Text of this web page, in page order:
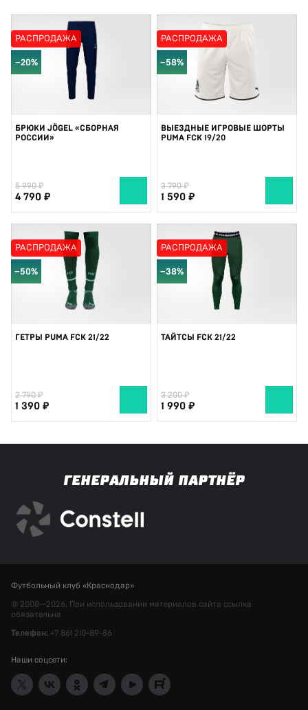
РАСПРОДАЖА
−20%
БРЮКИ JÖGEL «СБОРНАЯ
РОССИИ»
5 990
4 790
РАСПРОДАЖА
−58%
ВЫЕЗДНЫЕ ИГРОВЫЕ ШОРТЫ
PUMA FCK 19/20
3 790
1 590
РАСПРОДАЖА
−50%
ГЕТРЫ PUMA FCK 21/22
2 790
1 390
РАСПРОДАЖА
−38%
ТАЙТСЫ FCK 21/22
3 200
1 990
ГЕНЕРАЛЬНЫЙ ПАРТНЁР
Футбольный клуб «Краснодар»
© 2008—2026. При использовании материалов сайта ссылка
обязательна
Телефон: +7 861 210-89-86
Наши соцсети: